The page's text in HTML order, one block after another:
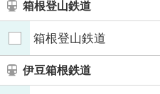
箱根登山鉄道
箱根登山鉄道
伊豆箱根鉄道